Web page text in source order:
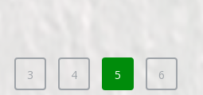
3 4 5 6